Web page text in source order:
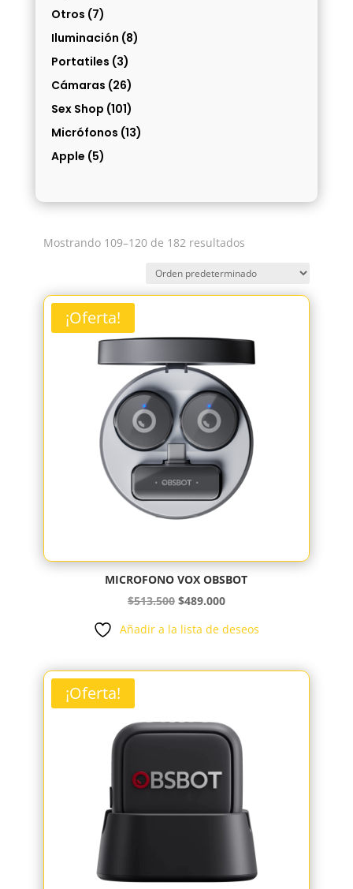
Otros (7)
Iluminación (8)
Portatiles (3)
Cámaras (26)
Sex Shop (101)
Micrófonos (13)
Apple (5)
Mostrando 109–120 de 182 resultados
¡Oferta!
MICROFONO VOX OBSBOT
$513.500 El
$489.000El
Añadir a la lista de deseos
¡Oferta!